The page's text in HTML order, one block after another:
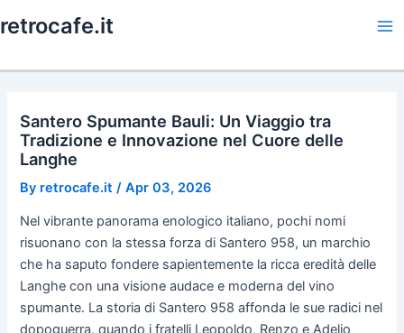
to
retrocafe.it
Santero Spumante Bauli: Un Viaggio tra
Tradizione e Innovazione nel Cuore delle
Langhe
By retrocafe.it /Apr 03, 2026
Nel vibrante panorama enologico italiano, pochi nomi
risuonano con la stessa forza di Santero 958, un marchio
che ha saputo fondere sapientemente la ricca eredità delle
Langhe con una visione audace e moderna del vino
spumante. La storia di Santero 958 affonda le sue radici nel
dopoguerra, quando i fratelli Leopoldo, Renzo e Adelio